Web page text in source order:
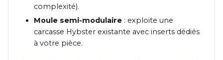
complexité).
Moule semi-modulaire : exploite une
carcasse Hybster existante avec inserts dédiés
à votre pièce.